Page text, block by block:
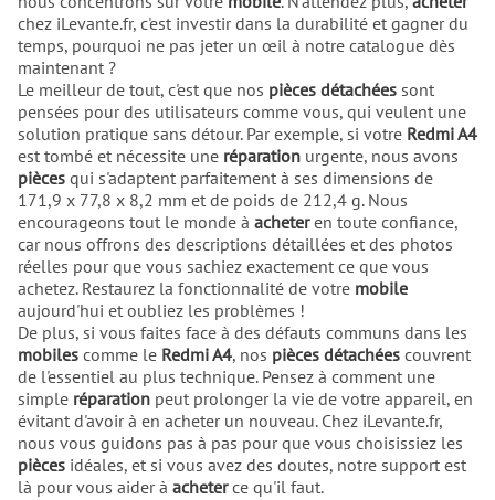
chez iLevante.fr, c'est investir dans la durabilité et gagner du
temps, pourquoi ne pas jeter un œil à notre catalogue dès
maintenant ?
Le meilleur de tout, c'est que nos pièces détachées sont
pensées pour des utilisateurs comme vous, qui veulent une
solution pratique sans détour. Par exemple, si votre Redmi A4
est tombé et nécessite une réparation urgente, nous avons
pièces qui s'adaptent parfaitement à ses dimensions de
171,9 x 77,8 x 8,2 mm et de poids de 212,4 g. Nous
encourageons tout le monde à acheteren toute confiance,
car nous offrons des descriptions détaillées et des photos
réelles pour que vous sachiez exactement ce que vous
achetez. Restaurez la fonctionnalité de votre mobile
aujourd'hui et oubliez les problèmes !
De plus, si vous faites face à des défauts communs dans les
mobiles comme le Redmi A4, nos pièces détachées couvrent
de l'essentiel au plus technique. Pensez à comment une
simple réparation peut prolonger la vie de votre appareil, en
évitant d'avoir à en acheter un nouveau. Chez iLevante.fr,
nous vous guidons pas à pas pour que vous choisissiez les
pièces idéales, et si vous avez des doutes, notre support est
là pour vous aider à acheterce qu'il faut.